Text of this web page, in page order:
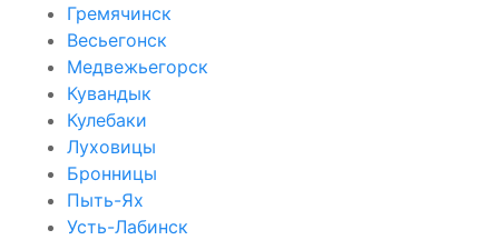
Гремячинск
Весьегонск
Медвежьегорск
Кувандык
Кулебаки
Луховицы
Бронницы
Пыть-Ях
Усть-Лабинск